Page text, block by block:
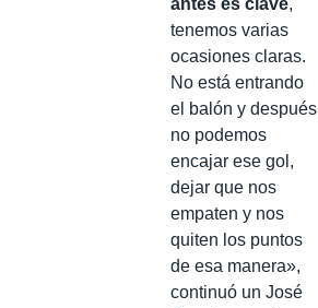
antes es clave,
tenemos varias
ocasiones claras.
No está entrando
el balón y después
no podemos
encajar ese gol,
dejar que nos
empaten y nos
quiten los puntos
de esa manera»,
continuó un José